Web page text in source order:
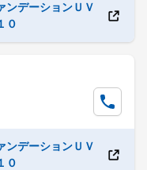
デーションＵＶ
０
デーションＵＶ
０